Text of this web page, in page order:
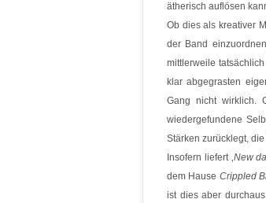
ätherisch auflösen
Ob dies als kreativer
der Band
mittlerweile
klar abgegrasten
Gang nicht wirklich.
wiedergefundene
Stärken zurücklegt,
Insofern liefert ‚New
dem Hause Crippled
ist dies aber